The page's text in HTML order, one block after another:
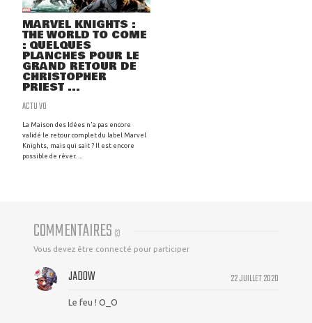
MARVEL KNIGHTS :
THE WORLD TO COME
: QUELQUES
PLANCHES POUR LE
GRAND RETOUR DE
CHRISTOPHER
PRIEST ...
ACTU VO
La Maison des Idées n'a pas encore
validé le retour complet du label Marvel
Knights, mais qui sait ? Il est encore
possible de rêver. ...
COMMENTAIRES (2)
Vous devez être connecté pour participer
22 JUILLET 2020
JADOW
Le feu ! O_O